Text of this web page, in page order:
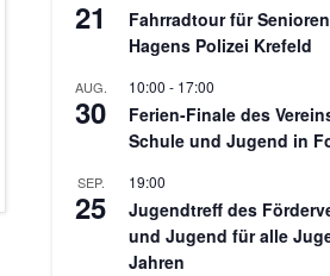
21
Fahrradtour für
Hagens Polizei Krefeld
AUG.
30
10:00 - 17:00
Ferien-Finale des
Schule und Jugend in
SEP.
25
19:00
Jugendtreff des
und Jugend für alle
Jahren